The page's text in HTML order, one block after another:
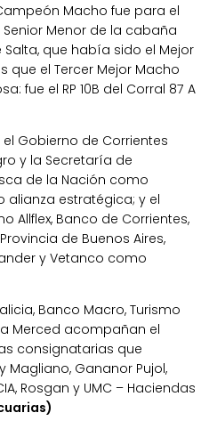
Macho fue para el
Senior Menor de la cabaña
que había sido el Mejor
que el Tercer Mejor Macho
fue el RP 10B del Corral 87 A
el Gobierno de Corrientes
y la Secretaría de
de la Nación como
alianza estratégica; y el
Allflex, Banco de Corrientes,
de Buenos Aires,
y Vetanco como
Banco Macro, Turismo
Merced acompañan el
consignatarias que
Gananor Pujol,
Rosgan y UMC – Haciendas